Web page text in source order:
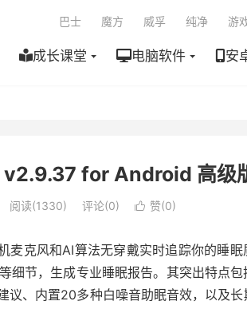
成长课堂 电脑软件 安
巴士 魔方 威孚 纯净 游
for Android 高级
阅读(1330) 评论(0)  赞(0)
克风和AI算法无穿戴实时追踪你的睡眠
细节，生成专业睡眠报告。其突出特点包
议、内置20多种白噪音助眠音效，以及长